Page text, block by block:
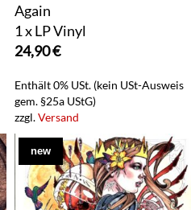
Again
1 x LP Vinyl
24,90€
Enthält 0% USt. (kein USt-Ausweis
gem. §25a UStG)
zzgl.Versand
new